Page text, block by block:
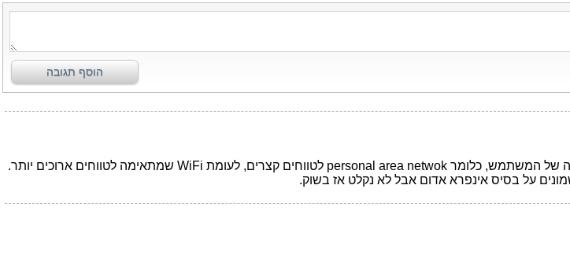
הוסף תגובה
צביקה, תודה על הכתבה המעניינת. נראה לי שטכנולוגית liFi מתאימה לסביבת העבודה של המשתמש, כלומר personal area netwok לטווחים קצרים, לעומת WiFi שמתאימה לטווחים ארוכים יותר.